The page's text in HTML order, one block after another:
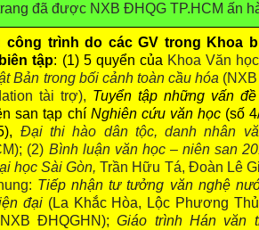
Korean Literature and Films
Japanese literature and in the literatures of
Literature Viewed from an East Asian
đã được NXB ĐHQG TP.HCM ấn
công trình do các GV trong Khoa
tập: (1) 5 quyển của Khoa Văn
Bản trong bối cảnh toàn cầu hóa
tài trợ), Tuyển tập những vấn
san tạp chí Nghiên cứu văn học(số
Đại thi hào dân tộc, danh nhân
(2) Bình luận văn học – niên san
học Sài Gòn,Trần Hữu Tá, Đoàn Lê
Tiếp nhận tư tưởng văn nghệ
đại (La Khắc Hòa, Lộc Phương
ĐHQGHN);Giáo trình Hán văn